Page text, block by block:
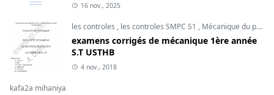
16 nov., 2025
les controles , les controles SMPC S1 , Mécanique du point
examens corrigés de mécanique 1ère année
S.T USTHB
4 nov., 2018
kafa2a mihaniya